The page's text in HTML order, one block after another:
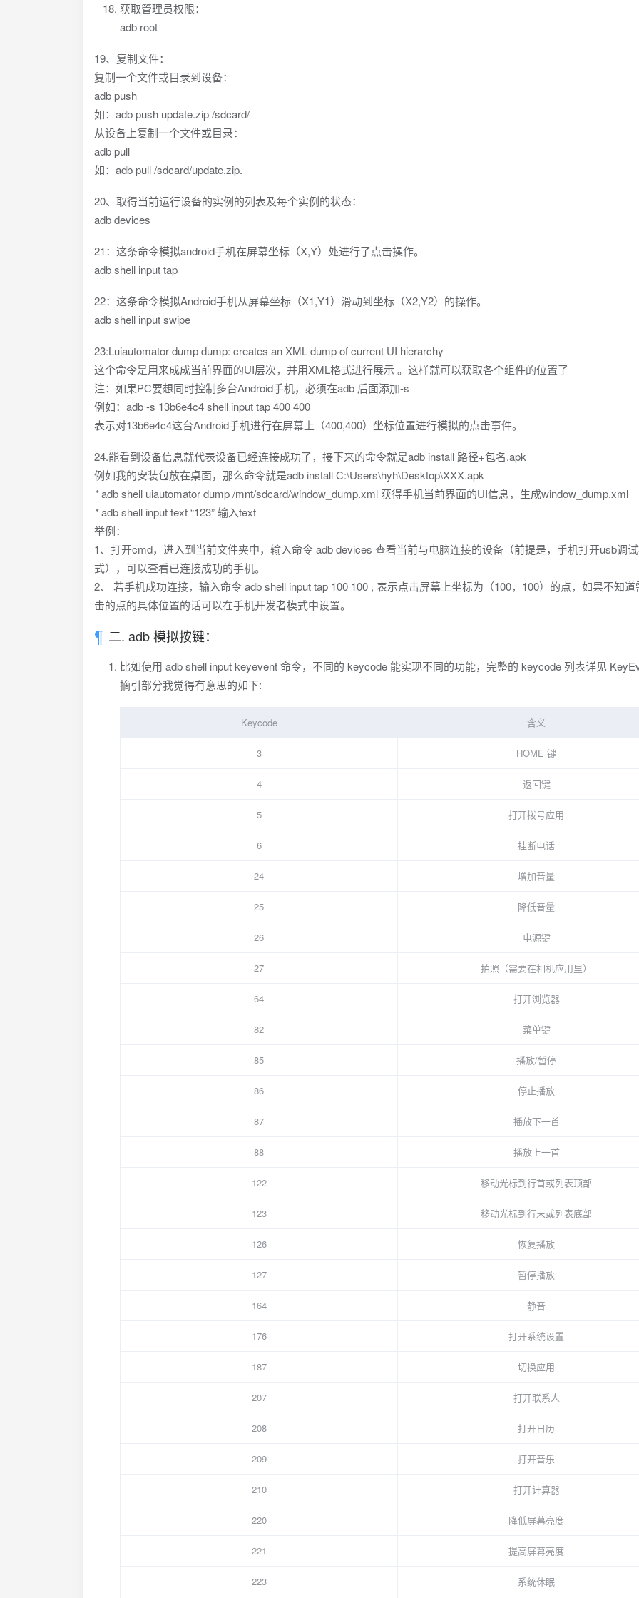
获取管理员权限：
adb root
19、复制文件：
复制一个文件或目录到设备：
adb push
如：adb push update.zip /sdcard/
从设备上复制一个文件或目录：
adb pull
如：adb pull /sdcard/update.zip.
20、取得当前运行设备的实例的列表及每个实例的状态：
adb devices
21：这条命令模拟android手机在屏幕坐标（X,Y）处进行了点击操作。
adb shell input tap
22：这条命令模拟Android手机从屏幕坐标（X1,Y1）滑动到坐标（X2,Y2）的操作。
adb shell input swipe
23:Luiautomator dump dump: creates an XML dump of current UI hierarchy
这个命令是用来成成当前界面的UI层次，并用XML格式进行展示 。这样就可以获取各个组件的位置了
注：如果PC要想同时控制多台Android手机，必须在adb 后面添加-s
例如：adb -s 13b6e4c4 shell input tap 400 400
表示对13b6e4c4这台Android手机进行在屏幕上（400,400）坐标位置进行模拟的点击事件。
24.能看到设备信息就代表设备已经连接成功了，接下来的命令就是adb install 路径+包名.apk
例如我的安装包放在桌面，那么命令就是adb install C:\Users\hyh\Desktop\XXX.apk
*adb shell uiautomator dump /mnt/sdcard/window_dump.xml 获得手机当前界面的UI信息，生成window_dump.xml
*adb shell input text “123” 输入text
举例：
1、打开cmd，进入到当前文件夹中，输入命令 adb devices 查看当前与电脑连接的设备（前提是，手机打开usb调
式），可以查看已连接成功的手机。
2、 若手机成功连接，输入命令 adb shell input tap 100 100 , 表示点击屏幕上坐标为（100，100）的点，如果不知道
击的点的具体位置的话可以在手机开发者模式中设置。
二. adb 模拟按键：
比如使用 adb shell input keyevent命令，不同的 keycode 能实现不同的功能，完整的 keycode 列表详见
摘引部分我觉得有意思的如下:
Keycode 含义
3 HOME 键
4 返回键
5 打开拨号应用
6 挂断电话
24 增加音量
25 降低音量
26 电源键
27 拍照（需要在相机应用里）
64 打开浏览器
82 菜单键
85 播放/暂停
86 停止播放
87 播放下一首
88 播放上一首
122 移动光标到行首或列表顶部
123 移动光标到行末或列表底部
126 恢复播放
127 暂停播放
164 静音
176 打开系统设置
187 切换应用
207 打开联系人
208 打开日历
209 打开音乐
210 打开计算器
220 降低屏幕亮度
221 提高屏幕亮度
223 系统休眠